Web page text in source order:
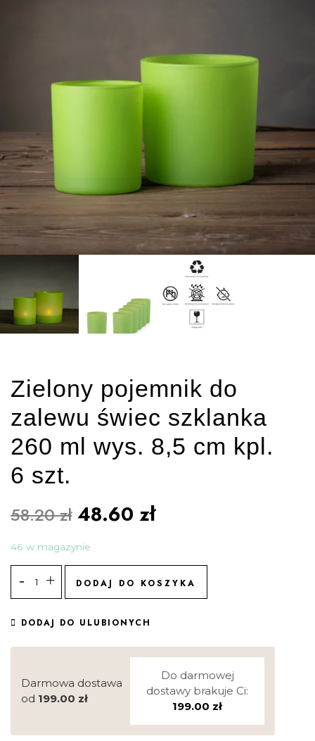
Zielony pojemnik do
zalewu świec szklanka
260 ml wys. 8,5 cm kpl.
6 szt.
58.20zł 48.60 zł
46 w magazynie
DODAJ DO KOSZYKA
DODAJ DO ULUBIONYCH
Darmowa dostawa
od 199.00 zł
Do darmowej
dostawy brakuje Ci:
199.00 zł